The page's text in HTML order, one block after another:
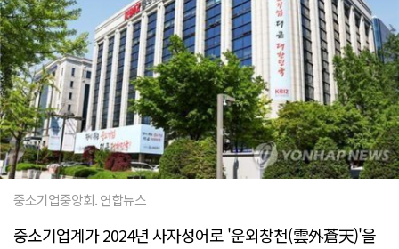
중소기업중앙회. 연합뉴스
중소기업계가 2024년 사자성어로 '운외창천(雲外蒼天)'을